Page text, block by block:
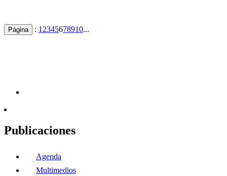
Página : 1 2345678910...
Publicaciones
Agenda
Multimedios